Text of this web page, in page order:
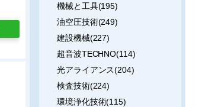
機械と工具(195)
油空圧技術(249)
建設機械(227)
超音波TECHNO(114)
光アライアンス(204)
検査技術(224)
環境浄化技術(115)